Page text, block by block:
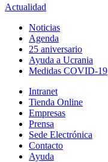
Actualidad
Noticias
Agenda
25 aniversario
Ayuda a Ucrania
Medidas COVID-19
Intranet
Tienda Online
Empresas
Prensa
Sede Electrónica
Contacto
Ayuda